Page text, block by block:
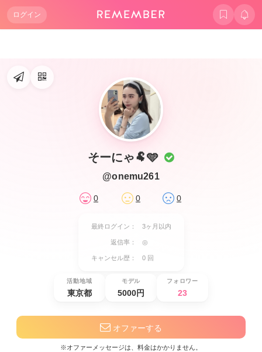
ログイン
そーにゃ🐏️🩵
@onemu261
0 0 0
最終ログイン： 3ヶ月以内
返信率： ◎
キャンセル歴： 0 回
活動地域
東京都
モデル
5000円
フォロワー
23
オファーする
※オファーメッセージは、料金はかかりません。